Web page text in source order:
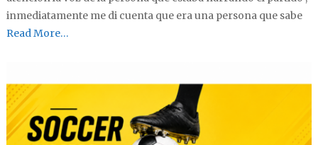
inmediatamente me di cuenta que era una persona que sabe
Read More…